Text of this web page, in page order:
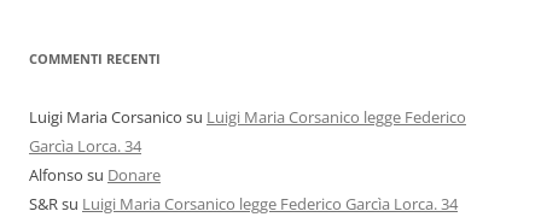
COMMENTI RECENTI
Luigi Maria Corsanico su Luigi Maria Corsanico legge Federico
Garcìa Lorca. 34
Alfonso su Donare
S&Rsu Luigi Maria Corsanico legge Federico Garcìa Lorca. 34